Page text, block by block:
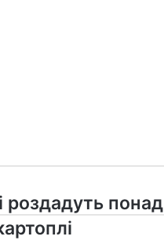
роздадуть понад